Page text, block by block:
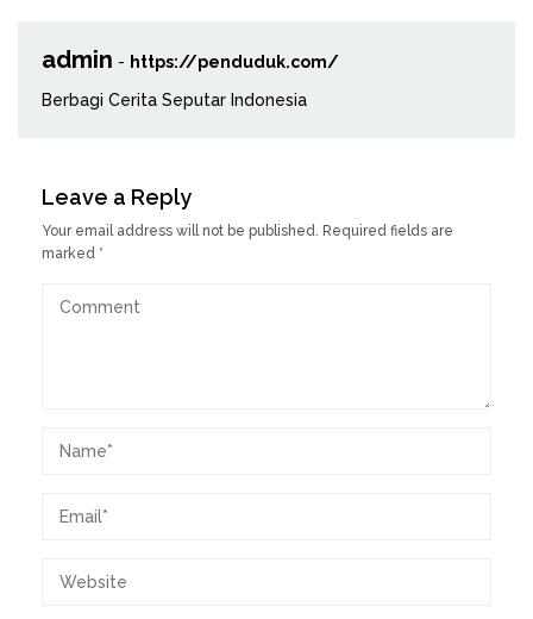
admin - https://penduduk.com/
Berbagi Cerita Seputar Indonesia
Leave a Reply
Your email address will not be published. Required fields are
marked *